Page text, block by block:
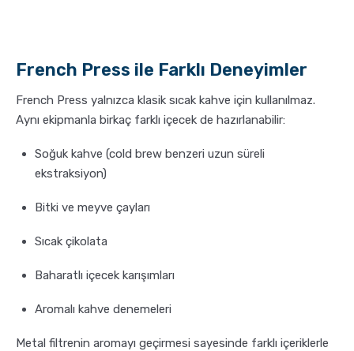
French Press ile Farklı Deneyimler
French Press yalnızca klasik sıcak kahve için kullanılmaz.
Aynı ekipmanla birkaç farklı içecek de hazırlanabilir:
Soğuk kahve (cold brew benzeri uzun süreli
ekstraksiyon)
Bitki ve meyve çayları
Sıcak çikolata
Baharatlı içecek karışımları
Aromalı kahve denemeleri
Metal filtrenin aromayı geçirmesi sayesinde farklı içeriklerle